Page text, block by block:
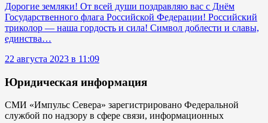
Дорогие земляки! От всей души поздравляю вас с Днём
Государственного флага Российской Федерации! Российский
триколор — наша гордость и сила! Символ доблести и славы,
единства…
22 августа 2023 в 11:09
Юридическая информация
СМИ «Импульс Севера» зарегистрировано Федеральной
службой по надзору в сфере связи, информационных